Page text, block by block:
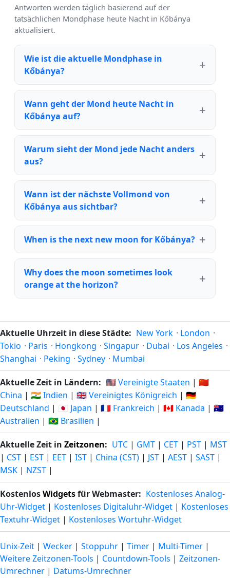
Antworten werden täglich basierend auf der
tatsächlichen Mondphase heute Nacht in Kőbánya
aktualisiert.
Wie ist die aktuelle Mondphase in
Kőbánya?
Wann geht der Mond heute Nacht in
Kőbánya auf?
Warum sieht der Mond jede Nacht anders
aus?
Wann ist der nächste Vollmond von
Kőbánya aus sichtbar?
When is the next new moon for Kőbánya?
Why does the moon sometimes look
orange at the horizon?
Aktuelle Uhrzeit in diese Städte: New York · London ·
Tokio · Paris · Hongkong · Singapur · Dubai · Los Angeles ·
Shanghai · Peking · Sydney · Mumbai
Aktuelle Zeit in Ländern: 🇺🇸 Vereinigte Staaten | 🇨🇳
China | 🇮🇳 Indien | 🇬🇧 Vereinigtes Königreich | 🇩🇪
Deutschland | 🇯🇵 Japan | 🇫🇷 Frankreich | 🇨🇦 Kanada | 🇦🇺
Australien | 🇧🇷 Brasilien |
Aktuelle Zeit in Zeitzonen: UTC | GMT | CET | PST | MST
| CST | EST | EET | IST | China (CST) | JST | AEST | SAST |
MSK | NZST |
KostenlosWidgetsfür Webmaster: Kostenloses Analog-
Uhr-Widget | Kostenloses Digitaluhr-Widget | Kostenloses
Textuhr-Widget | Kostenloses Wortuhr-Widget
Unix-Zeit | Wecker | Stoppuhr | Timer | Multi-Timer |
Weitere Zeitzonen-Tools | Countdown-Tools | Zeitzonen-
Umrechner | Datums-Umrechner